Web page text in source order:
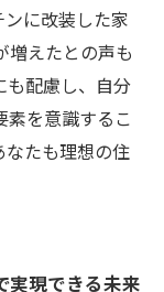
に改装した家
増えたとの声も
も配慮し、自分
素を意識するこ
なたも理想の住
実現できる未来